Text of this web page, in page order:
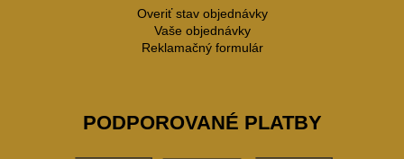
Overiť stav objednávky
Vaše objednávky
Reklamačný formulár
PODPOROVANÉ PLATBY